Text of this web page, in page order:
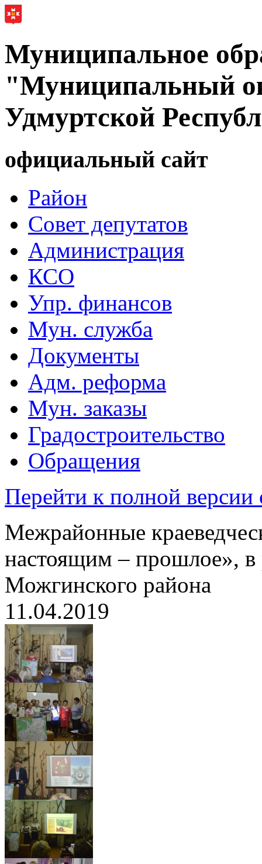
Муниципальное
"Муниципальный
Удмуртской
официальный сайт
Район
Совет депутатов
Администрация
КСО
Упр. финансов
Мун. служба
Документы
Адм. реформа
Мун. заказы
Градостроительство
Обращения
Перейти к полной версии
Межрайонные
настоящим – прошлое», в
Можгинского района
11.04.2019